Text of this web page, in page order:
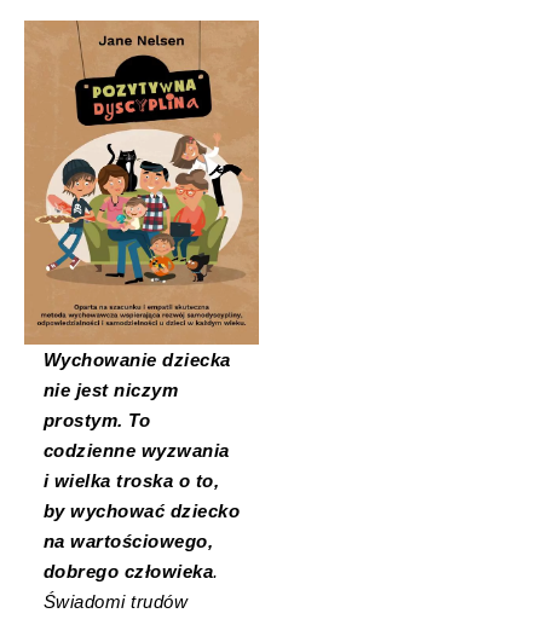
Wychowanie dziecka
nie jest niczym
prostym. To
codzienne wyzwania
i wielka troska o to,
by wychować dziecko
na wartościowego,
dobrego człowieka.
Świadomi trudów